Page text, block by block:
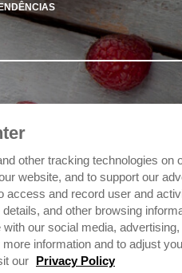
other tracking technologies on
website, and to support our
access and record user and
and other browsing
our social media,
information and to adjust
our
Privacy Policy